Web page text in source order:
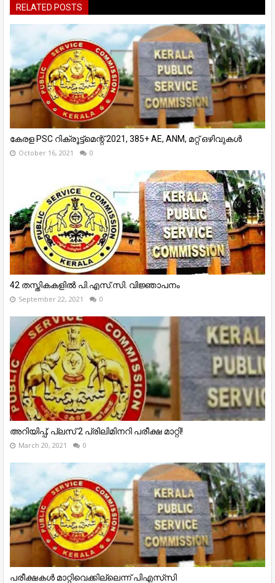
RELATED POSTS
കേരള PSC റിക്രൂട്ട്മെന്റ് 2021, 385+ AE, ANM, മറ്റ് ഒഴിവുകൾ
October 16, 2021 0
42 തസ്തികകളില്‍ പി.എസ്.സി. വിജ്ഞാപനം
September 22, 2021 0
അറിയിപ്പ്; പ്ലസ് 2 പ്രിലിമിനറി പരീക്ഷ മാറ്റി!
March 20, 2021 0
പരീക്ഷകൾ മാറ്റിവെക്കില്ലെന്ന് പിഎസ്‍സി